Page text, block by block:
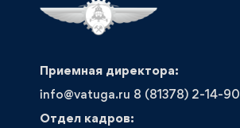
Приемная директора:
info@vatuga.ru 8 (81378) 2-14-90
Отдел кадров: